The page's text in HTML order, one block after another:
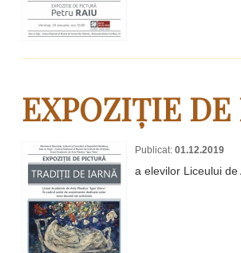
EXPOZIȚIE DE
Publicat: 01.12.2019
a elevilor Liceului de